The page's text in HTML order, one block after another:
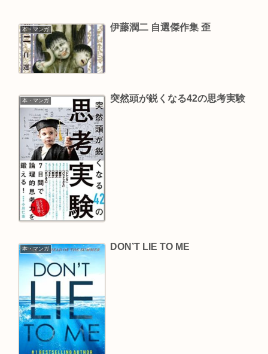
本・マンガ 伊藤潤二 自選傑作集 歪
本・マンガ 突然頭が鋭くなる42の思考実験
本・マンガ DON’T LIE TO ME